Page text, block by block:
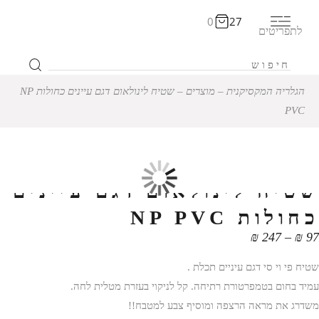
27
0
לתפריטים
הגלריה המקסיקנית ‒ מוצרים ‒
שטיח לינולאום דגם עיינים כחולות NP
PVC
שטיח לינולאום דגם עיינים
כחולות NP PVC
₪ 97
–
₪ 247
טווח
עד
שטיח פי וי סי דגם עיניים תכלת .
עמיד בחום בטמפרטורת רתיחה. קל לניקוי בעזרת מטלית לחה.
משדרג את מראה הרצפה ומוסיף צבע למטבח!!